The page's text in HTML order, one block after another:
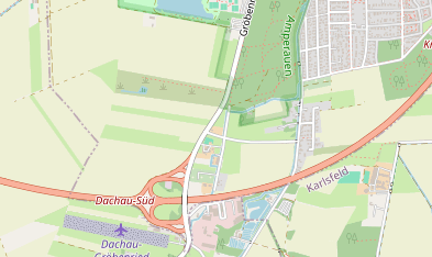
Kreisstadt Dachau
Freizeiteinrichtungen Friedhöfe
Kühlende Orte Mittagsbetreuung